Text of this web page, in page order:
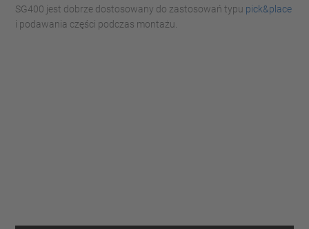
SG400 jest dobrze dostosowany do zastosowań typu pick&place
i podawania części podczas montażu.